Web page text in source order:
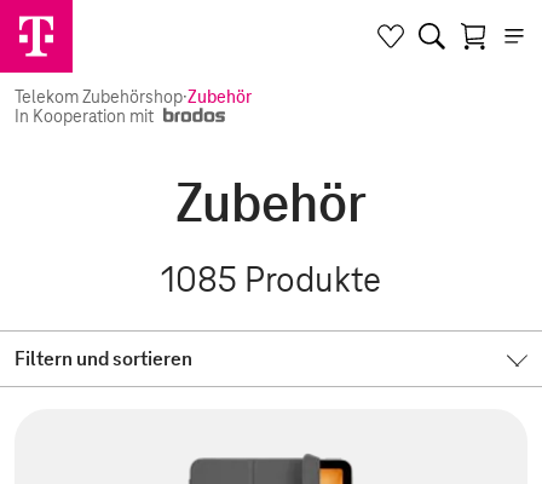
Telekom Zubehörshop·Zubehör
In Kooperation mit
Zubehör
1085 Produkte
Filtern und sortieren